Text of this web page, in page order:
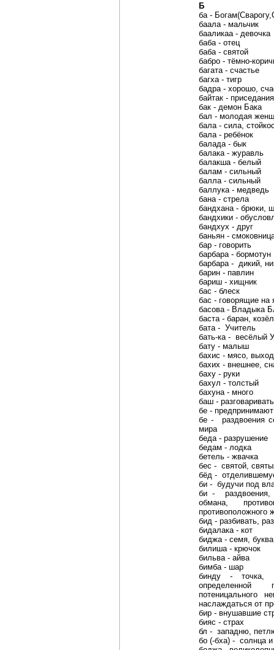
Б
ба -
баала - мальчик
бааликаа - девочка
баба - отец
баба - святой
бабро - тёмно-
багата - счастье
багха - тигр
бадра - хорошо,
байтак - приседания
бак - демон Бака
бал - молодая
бала - сила,
бала - ребёнок
балада - бык
балака - журавль
балакша - белый
балам - сильный
балла - сильный
баллука - медведь
бана - стрела
бандхана - брюки,
бандхики -
бандхух - друг
баньян -
бар - говорить
барбара - бормотун
барбара - дикий,
барин - павлин
бариш - хищник
бас - блеск
бас - говорящие на
басова - Владыка
баста - баран, козёл
бата - Учитель
бать-ка - весёлый
бату - малыш
бахис - мясо, выход
бахих - внешнее,
баху - руки
бахул - толстый
бахуна - много
баш - разговаривать
бе -
бе - раздвоения
мира
беда - разрушение
бедам - лодка
бетель - жвачка
беc - святой,
бёд -
би - будучи под
би - раздвоения,
обмана,
противоположного
бид - разбивать,
бидалака - кот
биджа - семя, буква
билиша - крючок
бильва - айва
бимба - шар
бинду - точка,
определенной
потеницального
наслаждаться от
бир - внушавшие
бияс - страх
бл - западню,
бо (-бха) - солнца